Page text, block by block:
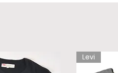
Levi